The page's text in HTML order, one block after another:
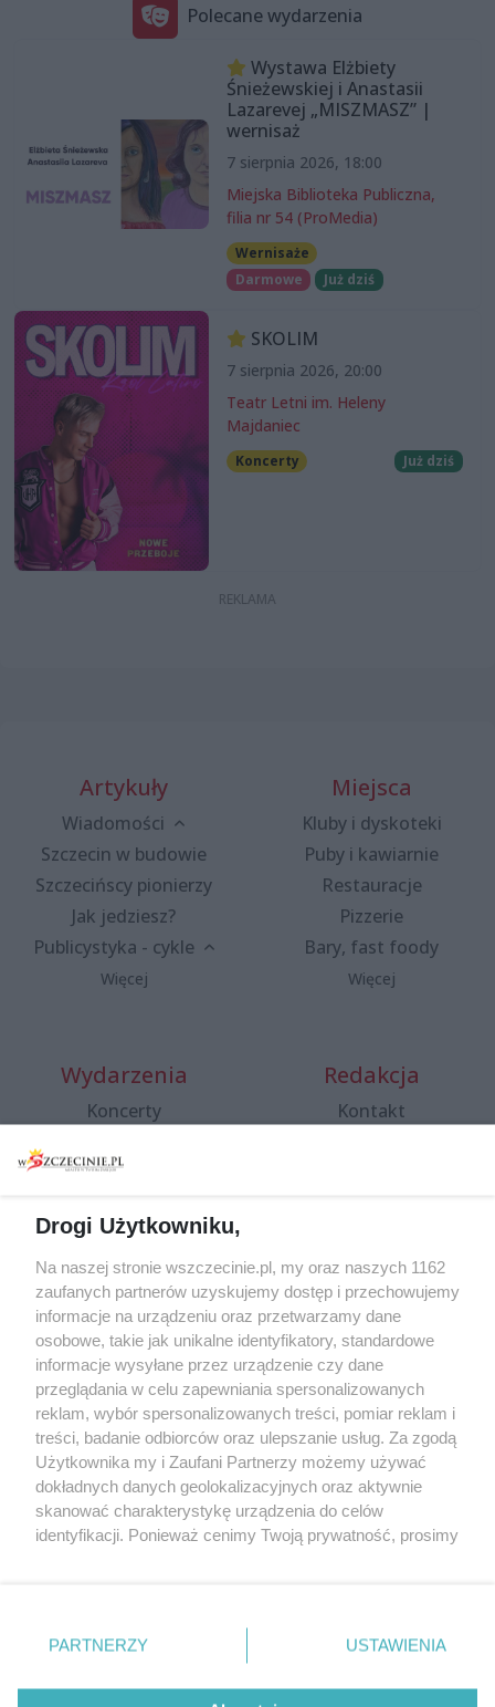
Polecane wydarzenia
Wystawa Elżbiety
Śnieżewskiej i Anastasii
Lazarevej „MISZMASZ” |
wernisaż
7 sierpnia 2026, 18:00
Miejska Biblioteka Publiczna,
filia nr 54 (ProMedia)
Wernisaże
Darmowe
Już dziś
SKOLIM
7 sierpnia 2026, 20:00
Teatr Letni im. Heleny
Majdaniec
Koncerty Już dziś
Artykuły
Wiadomości
Szczecin w budowie
Szczecińscy pionierzy
Jak jedziesz?
Publicystyka - cykle
Więcej
Miejsca
Kluby i dyskoteki
Puby i kawiarnie
Restauracje
Pizzerie
Bary, fast foody
Więcej
Wydarzenia
Koncerty
Spacery i oprowadzania
targi
Wernisaże
Więcej
Redakcja
Kontakt
Specjalny koncert z okazji
20. urodzin portalu
wSzczecinie.pl
Regulamin konkursów
śniadaniówka "Hej
Szczecin! Jest piątek!"
Partnerzy
Praca Szczecin
© 2026 wSzczecinie.pl
Drogi Użytkowniku,
Na naszej stronie wszczecinie.pl, my oraz naszych 1162
zaufanych partnerów uzyskujemy dostęp i przechowujemy
informacje na urządzeniu oraz przetwarzamy dane
osobowe, takie jak unikalne identyfikatory, standardowe
informacje wysyłane przez urządzenie czy dane
przeglądania w celu zapewniania spersonalizowanych
reklam, wybór spersonalizowanych treści, pomiar reklam i
treści, badanie odbiorców oraz ulepszanie usług. Za zgodą
Użytkownika my i Zaufani Partnerzy możemy używać
dokładnych danych geolokalizacyjnych oraz aktywnie
skanować charakterystykę urządzenia do celów
identyfikacji. Ponieważ cenimy Twoją prywatność, prosimy
prywatności znajdujący się w lewym dolnym rogu strony
. Niektóre rodzaje przetwarzania danych nie wymagają
PARTNERZY USTAWIENIA